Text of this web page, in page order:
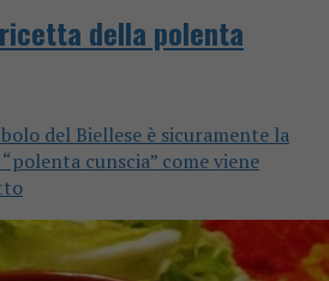
della polenta
del Biellese è sicuramente la
cunscia” come viene